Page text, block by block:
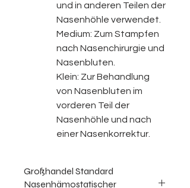
und in anderen Teilen der
Nasenhöhle verwendet.
Medium: Zum Stampfen
nach Nasenchirurgie und
Nasenbluten.
Klein: Zur Behandlung
von Nasenbluten im
vorderen Teil der
Nasenhöhle und nach
einer Nasenkorrektur.
Großhandel Standard
Nasenhämostatischer